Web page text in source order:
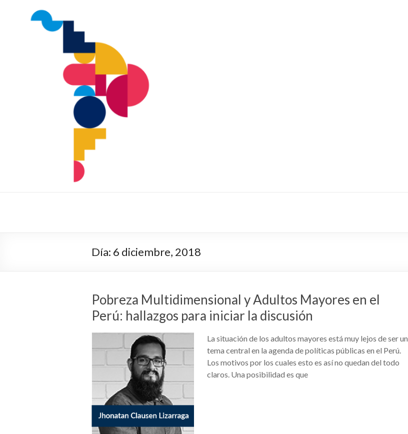
Día: 6 diciembre, 2018
Pobreza Multidimensional y Adultos Mayores en el
Perú: hallazgos para iniciar la discusión
La situación de los adultos mayores está muy lejos de ser un
tema central en la agenda de políticas públicas en el Perú.
Los motivos por los cuales esto es así no quedan del todo
claros. Una posibilidad es que